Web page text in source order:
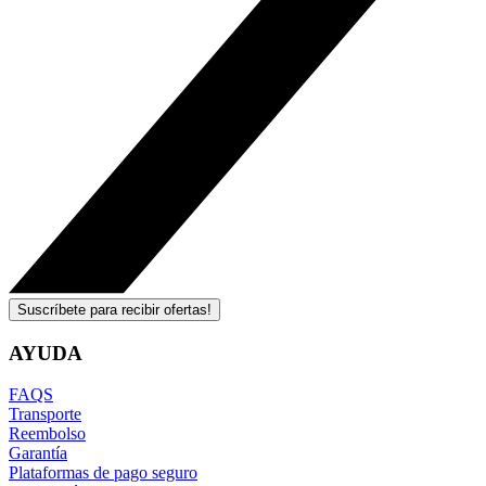
Suscríbete para recibir ofertas!
AYUDA
FAQS
Transporte
Reembolso
Garantía
Plataformas de pago seguro